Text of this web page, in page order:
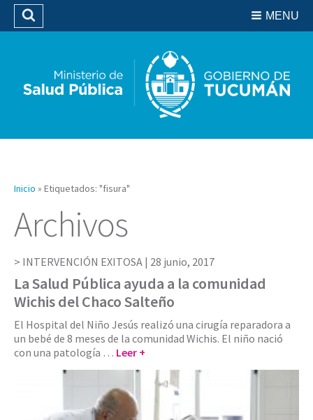
Biblioteca
MENU
Buscar
Inicio » Etiquetados: "fisura"
Archivos
INTERVENCIÓN EXITOSA | 28 junio, 2017
La Salud Pública ayuda a la comunidad
Wichis del Chaco Salteño
El Hospital del Niño Jesús realizó una cirugía reparadora a
un bebé de 8 meses de la comunidad Wichis. El niño nació
con una patología … Leer +